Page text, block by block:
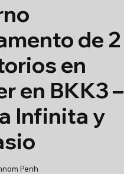
de 2
en
en BKK3 –
Infinita y
Penh